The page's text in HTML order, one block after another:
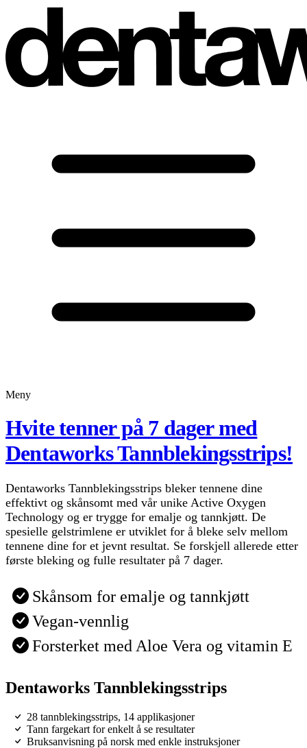
Meny
Hvite tenner på 7 dager med
Dentaworks Tannblekingsstrips!
Dentaworks Tannblekingsstrips bleker tennene dine
effektivt og skånsomt med vår unike Active Oxygen
Technology og er trygge for emalje og tannkjøtt. De
spesielle gelstrimlene er utviklet for å bleke selv mellom
tennene dine for et jevnt resultat. Se forskjell allerede etter
første bleking og fulle resultater på 7 dager.
Skånsom for emalje og tannkjøtt
Vegan-vennlig
Forsterket med Aloe Vera og vitamin E
Dentaworks Tannblekingsstrips
28 tannblekingsstrips, 14 applikasjoner
Tann fargekart for enkelt å se resultater
Bruksanvisning på norsk med enkle instruksjoner